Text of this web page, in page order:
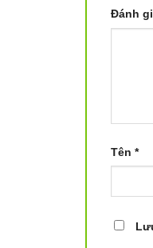
Đánh
Tên *